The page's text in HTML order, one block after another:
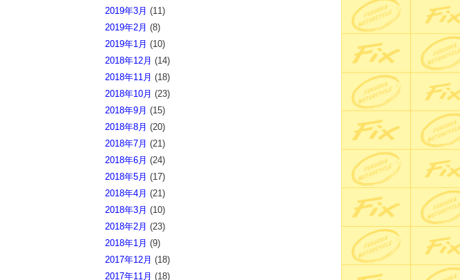
2019年3月 (11)
2019年2月 (8)
2019年1月 (10)
2018年12月 (14)
2018年11月 (18)
2018年10月 (23)
2018年9月 (15)
2018年8月 (20)
2018年7月 (21)
2018年6月 (24)
2018年5月 (17)
2018年4月 (21)
2018年3月 (10)
2018年2月 (23)
2018年1月 (9)
2017年12月 (18)
2017年11月 (18)